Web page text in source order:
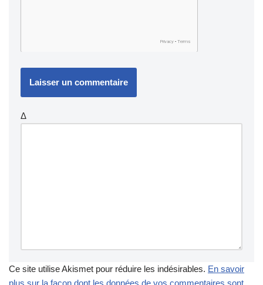
Δ
Ce site utilise Akismet pour réduire les indésirables. En savoir
plus sur la façon dont les données de vos commentaires sont